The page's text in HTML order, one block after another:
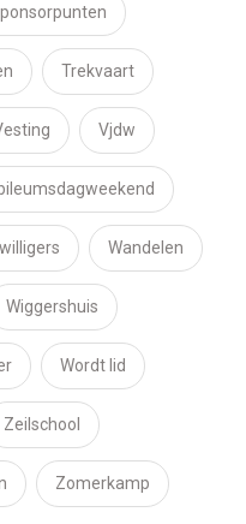
Trekvaart
Vjdw
Wandelen
Wiggershuis
Wordt lid
Zeilschool
Zomerkamp